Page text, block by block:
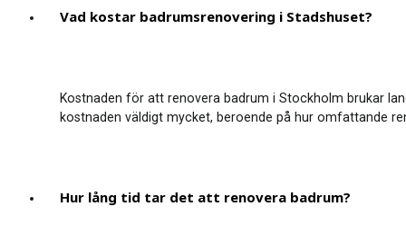
Vad kostar badrumsrenovering i Stadshuset?
Kostnaden för att renovera badrum i Stockholm brukar
kostnaden väldigt mycket, beroende på hur omfattande
Hur lång tid tar det att renovera badrum?